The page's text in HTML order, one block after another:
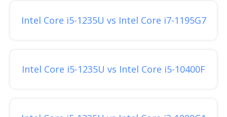
Intel Core i5-1235U vs Intel Core i7-1195G7
Intel Core i5-1235U vs Intel Core i5-10400F